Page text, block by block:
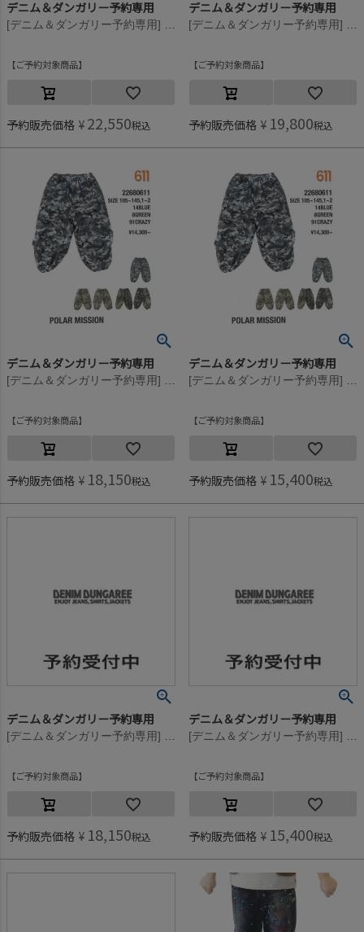
デニム＆ダンガリー予約専用
ご予約対象商品
予約販売価格 ¥ 22,550税込
デニム＆ダンガリー予約専用
ご予約対象商品
予約販売価格 ¥ 19,800税込
デニム＆ダンガリー予約専用
ご予約対象商品
予約販売価格 ¥ 18,150税込
デニム＆ダンガリー予約専用
ご予約対象商品
予約販売価格 ¥ 15,400税込
デニム＆ダンガリー予約専用
ご予約対象商品
予約販売価格 ¥ 18,150税込
デニム＆ダンガリー予約専用
ご予約対象商品
予約販売価格 ¥ 15,400税込